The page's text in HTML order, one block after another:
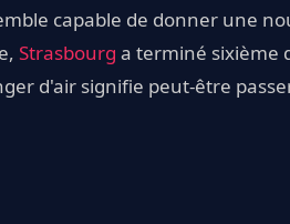
capable de donner une
Strasbourg a terminé sixième
d'air signifie peut-être